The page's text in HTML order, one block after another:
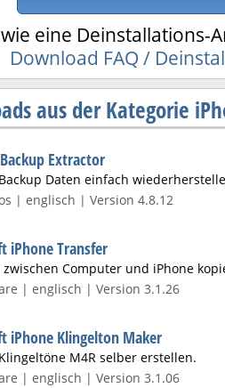
eine Deinstallations-
Download FAQ /
aus der Kategorie
Extractor
Daten einfach
| englisch | Version 4.8.12
iPhone Transfer
zwischen Computer und iPhone
| englisch | Version 3.1.26
iPhone Klingelton Maker
M4R selber erstellen.
| englisch | Version 3.1.06